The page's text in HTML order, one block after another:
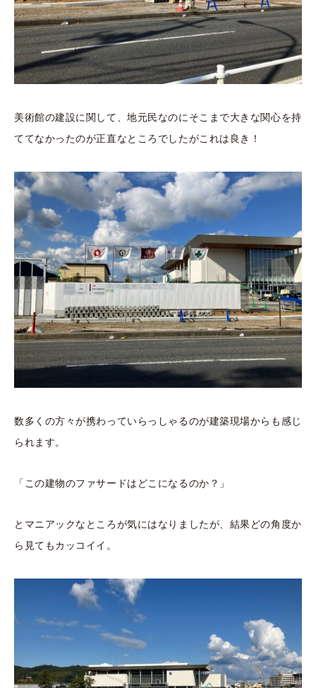
美術館の建設に関して、地元民なのにそこまで大きな関心を持
ててなかったのが正直なところでしたがこれは良き！
数多くの方々が携わっていらっしゃるのが建築現場からも感じ
られます。
「この建物のファサードはどこになるのか？」
とマニアックなところが気にはなりましたが、結果どの角度か
ら見てもカッコイイ。